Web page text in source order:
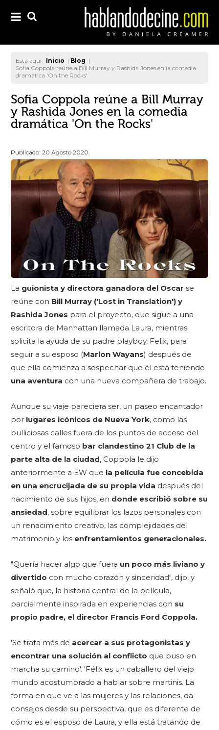
Está aquí: Inicio | Blog |
Sofia Coppola reúne a Bill Murray y Rashida Jones en la comedia
dramática 'On the Rocks'
Sofia Coppola reúne a Bill Murray
y Rashida Jones en la comedia
dramática 'On the Rocks'
Publicado: 20 Agosto 2020
La guionista y directora ganadora del Oscar se
reúne con Bill Murray ('Lost in Translation') y
Rashida Jones para el proyecto, que sigue a una
escritora de Manhattan llamada Laura, mientras
solicita la ayuda de su padre playboy, Felix, para
seguir a su esposo (Marlon Wayans) después de
que ella comienza a sospechar que él está teniendo
una aventura con una nueva compañera de trabajo.
Aunque su viaje pareciera ser, un paseo encantador
por lugares icónicos de Nueva York, como las
bulliciosas calles fuera de los puntos de acceso del
centro y el famoso bar clandestino 21 Club de la
parte alta de la ciudad, Coppola le dijo
anteriormente a EW que la película fue concebida
en una encrucijada de su propia vida después del
nacimiento de sus hijos, en donde escribió sobre su
ansiedad, sobre equilibrar los lazos personales con
un renacimiento creativo, las complejidades del
matrimonio y los enfrentamientos generacionales.
"Quería hacer algo que fuera un poco más liviano y
divertido con mucho corazón y sinceridad", dijo, y
señaló que, la historia central de la película,
parcialmente inspirada en experiencias con su
propio padre, el director Francis Ford Coppola.
'Se trata más de acercar a sus protagonistas y
encontrar una solución al conflicto que puso en
marcha su camino'. 'Félix es un caballero del viejo
mundo acostumbrado a hablar sobre martinis. La
forma en que ve a las mujeres y las relaciones, da
consejos desde su perspectiva, que es diferente de
cómo es el esposo de Laura, y ella está tratando de